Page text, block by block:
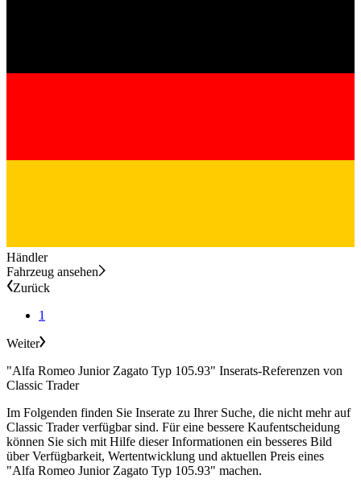
Händler
Fahrzeug ansehen
Zurück
1
Weiter
"Alfa Romeo Junior Zagato Typ 105.93" Inserats-Referenzen von
Classic Trader
Im Folgenden finden Sie Inserate zu Ihrer Suche, die nicht mehr auf
Classic Trader verfügbar sind. Für eine bessere Kaufentscheidung
können Sie sich mit Hilfe dieser Informationen ein besseres Bild
über Verfügbarkeit, Wertentwicklung und aktuellen Preis eines
"Alfa Romeo Junior Zagato Typ 105.93" machen.